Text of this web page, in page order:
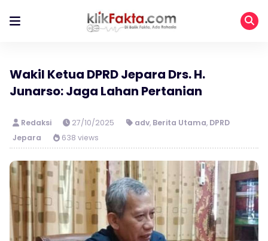
Wakil Ketua DPRD Jepara Drs. H.
Junarso: Jaga Lahan Pertanian
Redaksi 27/10/2025 adv, Berita Utama, DPRD
Jepara
638 views